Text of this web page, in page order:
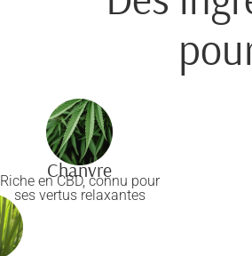
Chanvre
Riche en CBD, connu pour
ses vertus relaxantes